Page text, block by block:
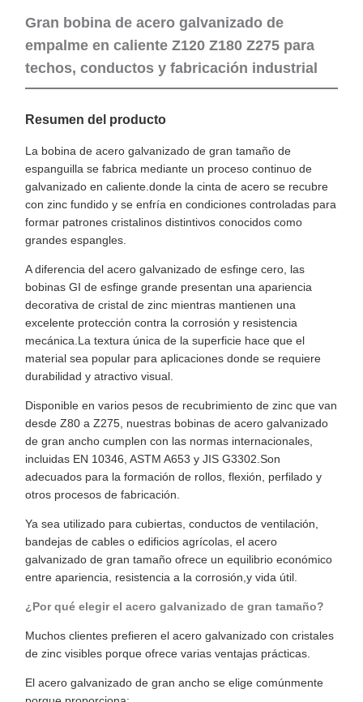
Gran bobina de acero galvanizado de
empalme en caliente Z120 Z180 Z275 para
techos, conductos y fabricación industrial
Resumen del producto
La bobina de acero galvanizado de gran tamaño de
espanguilla se fabrica mediante un proceso continuo de
galvanizado en caliente.donde la cinta de acero se recubre
con zinc fundido y se enfría en condiciones controladas para
formar patrones cristalinos distintivos conocidos como
grandes espangles.
A diferencia del acero galvanizado de esfinge cero, las
bobinas GI de esfinge grande presentan una apariencia
decorativa de cristal de zinc mientras mantienen una
excelente protección contra la corrosión y resistencia
mecánica.La textura única de la superficie hace que el
material sea popular para aplicaciones donde se requiere
durabilidad y atractivo visual.
Disponible en varios pesos de recubrimiento de zinc que van
desde Z80 a Z275, nuestras bobinas de acero galvanizado
de gran ancho cumplen con las normas internacionales,
incluidas EN 10346, ASTM A653 y JIS G3302.Son
adecuados para la formación de rollos, flexión, perfilado y
otros procesos de fabricación.
Ya sea utilizado para cubiertas, conductos de ventilación,
bandejas de cables o edificios agrícolas, el acero
galvanizado de gran tamaño ofrece un equilibrio económico
entre apariencia, resistencia a la corrosión,y vida útil.
¿Por qué elegir el acero galvanizado de gran tamaño?
Muchos clientes prefieren el acero galvanizado con cristales
de zinc visibles porque ofrece varias ventajas prácticas.
El acero galvanizado de gran ancho se elige comúnmente